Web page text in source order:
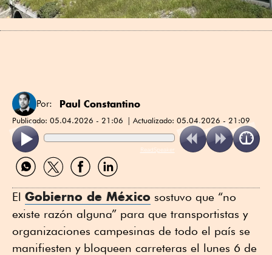
Por: Paul Constantino
Publicado: 05.04.2026 - 21:06 Actualizado: 05.04.2026 - 21:09
ReadSpeaker
Compartir
por
Compartir
por
Compartir
por
Compartir
por
El Gobierno de México sostuvo que “no
existe razón alguna” para que transportistas y
organizaciones campesinas de todo el país se
manifiesten y bloqueen carreteras el lunes 6 de